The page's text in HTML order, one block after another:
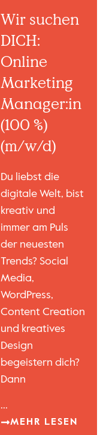
Wir suchen
DICH:
Online
Marketing
Manager:in
(100 %)
(m/w/d)
Du liebst die
digitale Welt, bist
kreativ und
immer am Puls
der neuesten
Trends? Social
Media,
WordPress,
Content Creation
und kreatives
Design
begeistern dich?
Dann
...
MEHR LESEN